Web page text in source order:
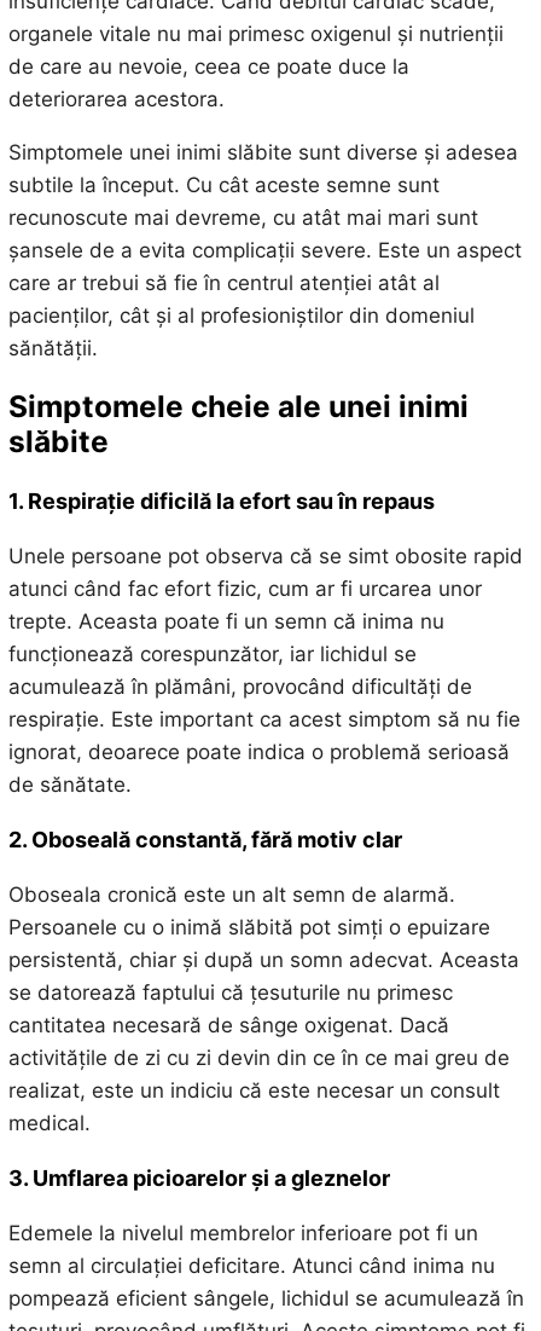
organele vitale nu mai primesc oxigenul și nutrienții
de care au nevoie, ceea ce poate duce la
deteriorarea acestora.
Simptomele unei inimi slăbite sunt diverse și adesea
subtile la început. Cu cât aceste semne sunt
recunoscute mai devreme, cu atât mai mari sunt
șansele de a evita complicații severe. Este un aspect
care ar trebui să fie în centrul atenției atât al
pacienților, cât și al profesioniștilor din domeniul
sănătății.
Simptomele cheie ale unei inimi
slăbite
1. Respirație dificilă la efort sau în repaus
Unele persoane pot observa că se simt obosite rapid
atunci când fac efort fizic, cum ar fi urcarea unor
trepte. Aceasta poate fi un semn că inima nu
funcționează corespunzător, iar lichidul se
acumulează în plămâni, provocând dificultăți de
respirație. Este important ca acest simptom să nu fie
ignorat, deoarece poate indica o problemă serioasă
de sănătate.
2. Oboseală constantă, fără motiv clar
Oboseala cronică este un alt semn de alarmă.
Persoanele cu o inimă slăbită pot simți o epuizare
persistentă, chiar și după un somn adecvat. Aceasta
se datorează faptului că țesuturile nu primesc
cantitatea necesară de sânge oxigenat. Dacă
activitățile de zi cu zi devin din ce în ce mai greu de
realizat, este un indiciu că este necesar un consult
medical.
3. Umflarea picioarelor și a gleznelor
Edemele la nivelul membrelor inferioare pot fi un
semn al circulației deficitare. Atunci când inima nu
pompează eficient sângele, lichidul se acumulează în